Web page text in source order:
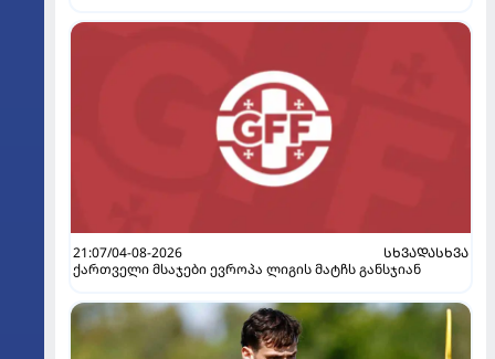
21:07/04-08-2026
ᲡᲮᲕᲐᲓᲐᲡᲮᲕᲐ
ქართველი მსაჯები ევროპა ლიგის მატჩს განსჯიან